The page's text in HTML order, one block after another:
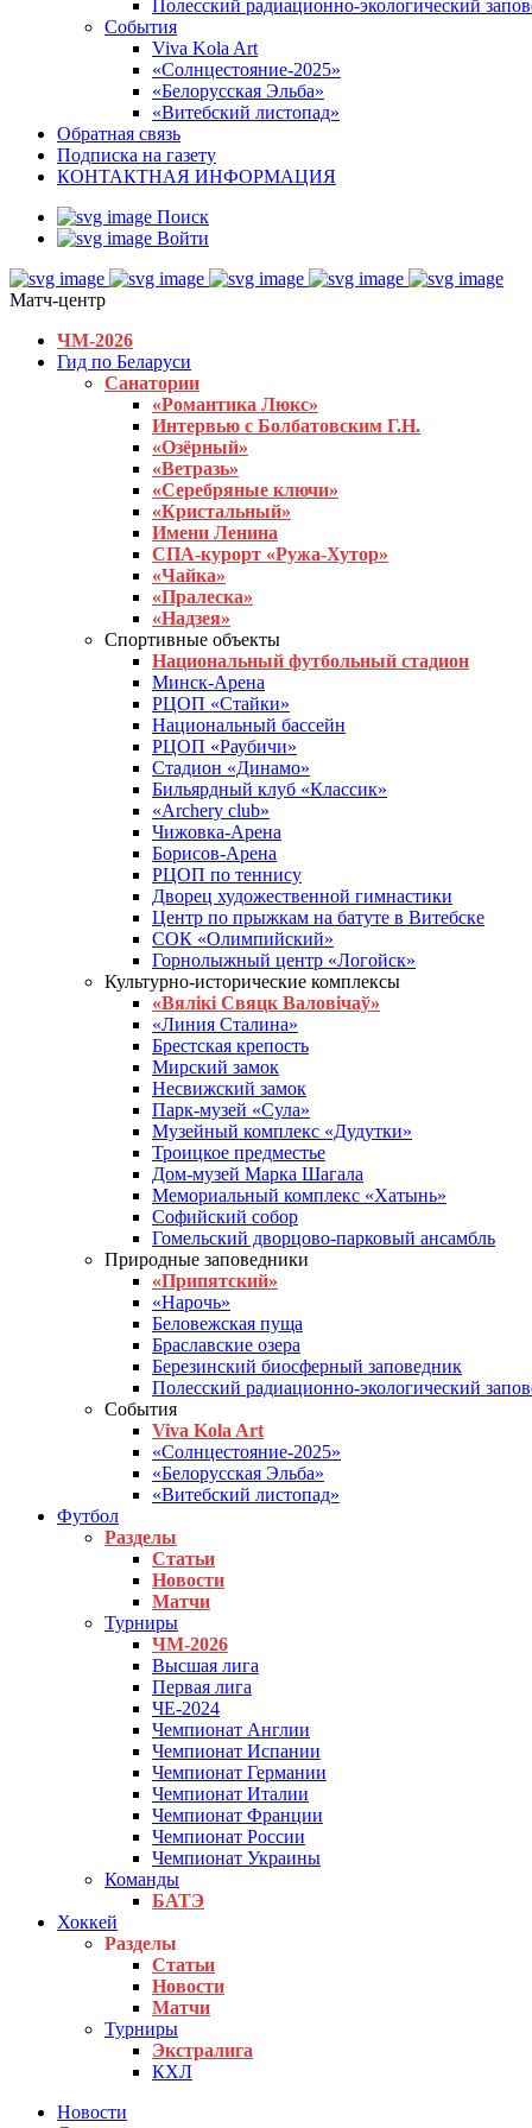
Полесский радиационно-экологический
События
Viva Kola Art
«Солнцестояние-2025»
«Белорусская Эльба»
«Витебский листопад»
Обратная связь
Подписка на газету
КОНТАКТНАЯ ИНФОРМАЦИЯ
Поиск
Войти
Матч-центр
ЧМ-2026
Гид по Беларуси
Санатории
«Романтика Люкс»
Интервью с Болбатовским Г.Н.
«Озёрный»
«Ветразь»
«Серебряные ключи»
«Кристальный»
Имени Ленина
СПА-курорт «Ружа-Хутор»
«Чайка»
«Пралеска»
«Надзея»
Спортивные объекты
Национальный футбольный стадион
Минск-Арена
РЦОП «Стайки»
Национальный бассейн
РЦОП «Раубичи»
Стадион «Динамо»
Бильярдный клуб «Классик»
«Archery club»
Чижовка-Арена
Борисов-Арена
РЦОП по теннису
Дворец художественной гимнастики
Центр по прыжкам на батуте в Витебске
СОК «Олимпийский»
Горнолыжный центр «Логойск»
Культурно-исторические комплексы
«Вялікі Свяцк Валовічаў»
«Линия Сталина»
Брестская крепость
Мирский замок
Несвижский замок
Парк-музей «Сула»
Музейный комплекс «Дудутки»
Троицкое предместье
Дом-музей Марка Шагала
Мемориальный комплекс «Хатынь»
Софийский собор
Гомельский дворцово-парковый ансамбль
Природные заповедники
«Припятский»
«Нарочь»
Беловежская пуща
Браславские озера
Березинский биосферный заповедник
Полесский радиационно-экологический
События
Viva Kola Art
«Солнцестояние-2025»
«Белорусская Эльба»
«Витебский листопад»
Футбол
Разделы
Статьи
Новости
Матчи
Турниры
ЧМ-2026
Высшая лига
Первая лига
ЧЕ-2024
Чемпионат Англии
Чемпионат Испании
Чемпионат Германии
Чемпионат Италии
Чемпионат Франции
Чемпионат России
Чемпионат Украины
Команды
БАТЭ
Хоккей
Разделы
Статьи
Новости
Матчи
Турниры
Экстралига
КХЛ
Новости